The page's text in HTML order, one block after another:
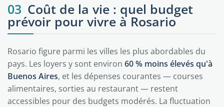
03 Coût de la vie : quel budget
prévoir pour vivre à Rosario
Rosario figure parmi les villes les plus abordables du
pays. Les loyers y sont environ 60 % moins élevés qu'à
Buenos Aires, et les dépenses courantes — courses
alimentaires, sorties au restaurant — restent
accessibles pour des budgets modérés. La fluctuation